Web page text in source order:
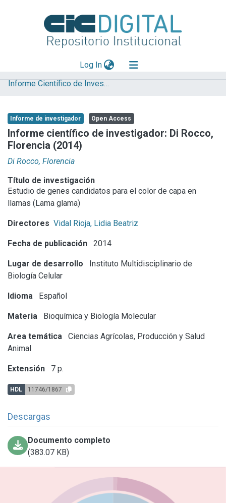
Log In(current)
Explorar
Aportar material
Statistics
Informe Científico de Investigador
Informe de investigador Open Access
Informe científico de investigador: Di Rocco,
Florencia (2014)
Di Rocco, Florencia
Título de investigación
Estudio de genes candidatos para el color de capa en
llamas (Lama glama)
Directores Vidal Rioja, Lidia Beatriz
Fecha de publicación 2014
Lugar de desarrollo
Instituto Multidisciplinario de
Biología Celular
Idioma Español
Materia Bioquímica y Biología Molecular
Area temática
Ciencias Agrícolas, Producción y Salud
Animal
Extensión 7 p.
HDL 11746/1867
Descargas
Documento completo
(383.07 KB)